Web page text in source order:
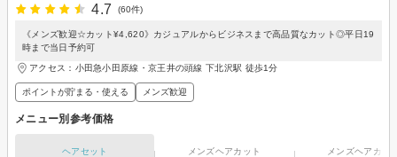
4.7
(60件)
《メンズ歓迎☆カット¥4,620》カジュアルからビジネスまで高品質なカット◎平日19
時まで当日予約可
アクセス：小田急小田原線・京王井の頭線 下北沢駅 徒歩1分
ポイントが貯まる・使える メンズ歓迎
メニュー別参考価格
ヘアセット メンズヘアカット メンズヘアカラ